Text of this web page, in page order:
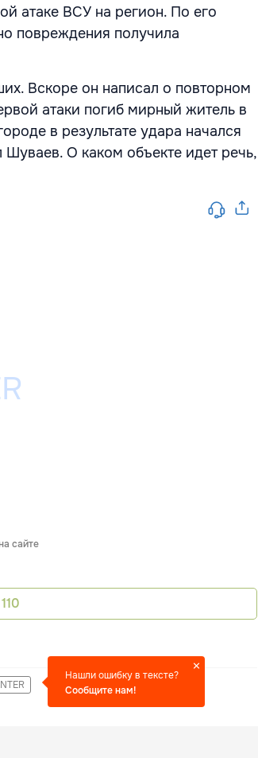
атаке ВСУ на регион. По его
повреждения получила
Вскоре он написал о повторном
атаки погиб мирный житель в
в результате удара начался
О каком объекте идет речь,
сайте
110
Нашли ошибку в тексте?
Сообщите нам!